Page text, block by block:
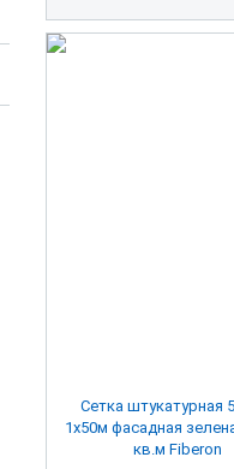
Сетка штукатурная
1х50м фасадная
кв.м Fiberon